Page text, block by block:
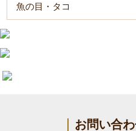
魚の目・タコ
お問い合